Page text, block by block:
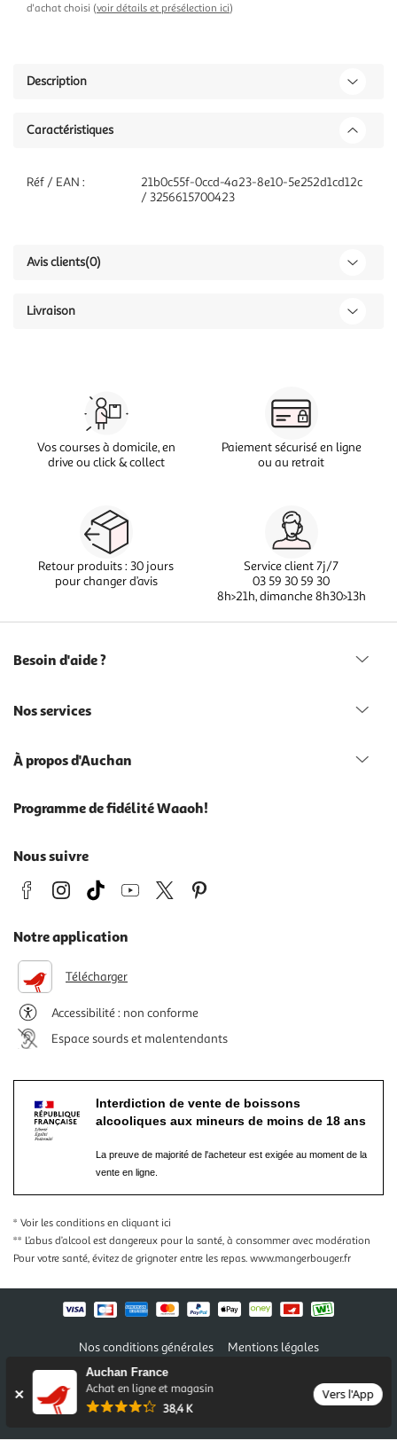
Auchan France
Achat en ligne et magasin
38,4 K
Vers l'App
d'achat choisi (voir détails et présélection ici)
Description
Caractéristiques
Réf / EAN :
21b0c55f-0ccd-4a23-8e10-5e252d1cd12c
/ 3256615700423
Avis clients(0)
Livraison
Vos courses à domicile, en
drive ou click & collect
Paiement sécurisé en ligne
ou au retrait
Retour produits : 30 jours
pour changer d’avis
Service client 7j/7
03 59 30 59 30
8h>21h, dimanche 8h30>13h
Besoin d'aide ?
Nos services
À propos d'Auchan
Programme de fidélité Waaoh!
Nous suivre
Notre application
Télécharger
Accessibilité : non conforme
Espace sourds et malentendants
Interdiction de vente de boissons
alcooliques aux mineurs de moins de 18 ans
La preuve de majorité de l'acheteur est exigée au moment de la
vente en ligne.
* Voir les conditions en cliquant ici
** L’abus d’alcool est dangereux pour la santé, à consommer avec modération
Pour votre santé, évitez de grignoter entre les repas. www.mangerbouger.fr
Nos conditions générales
Mentions légales
Conditions des offres et promotions
Politique de confidentialité
Informations légales marketplace
Auchan 2026 © Tous droits réservés